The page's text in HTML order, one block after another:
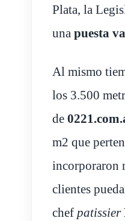
Plata, la
una puesta
Al mismo
los 3.500
de
m2 que
incorporaron
clientes
chef patissier